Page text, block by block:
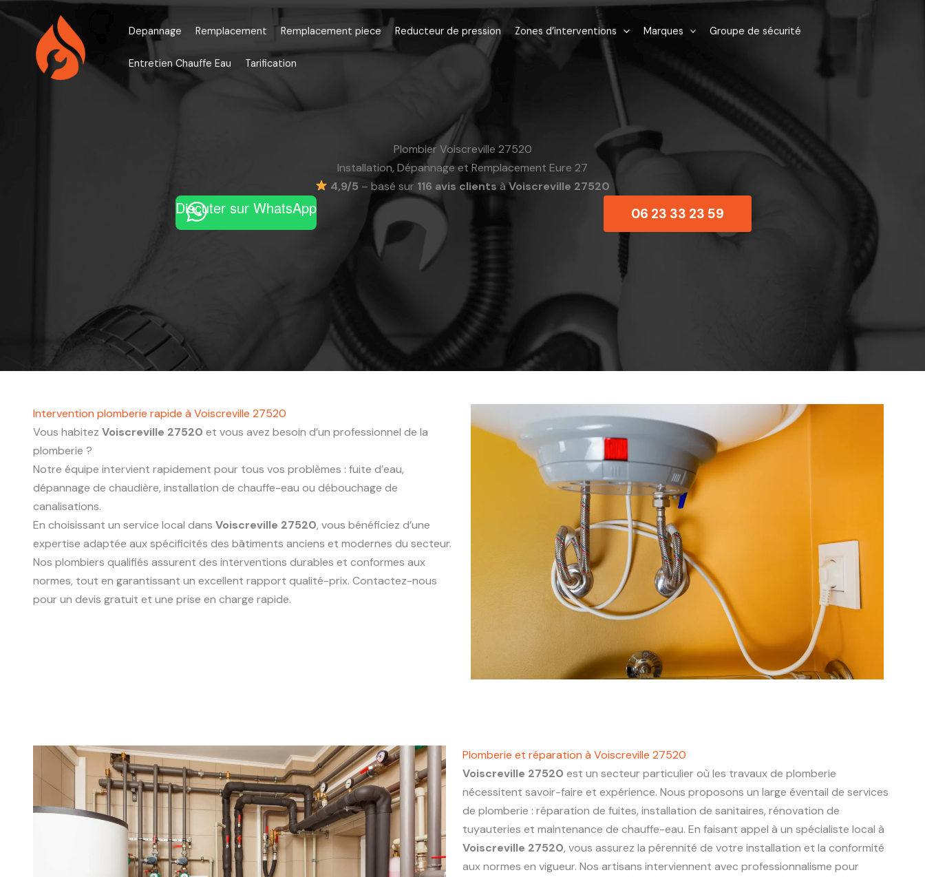
Aller
contenu
Depannage Remplacement Remplacement piece Reducteur de pression Zones d’interventions Marques Groupe de sécurité
Entretien Chauffe Eau Tarification
Plombier Voiscreville 27520
Installation, Dépannage et Remplacement Eure 27
4,9/5 – basé sur 116 avis clientsàVoiscreville 27520
Discuter sur WhatsApp 06 23 33 23 59
Intervention plomberie rapide à Voiscreville 27520
Vous habitez Voiscreville 27520 et vous avez besoin d’un professionnel de la
plomberie ?
Notre équipe intervient rapidement pour tous vos problèmes : fuite d’eau,
dépannage de chaudière, installation de chauffe-eau ou débouchage de
canalisations.
En choisissant un service local dans Voiscreville 27520, vous bénéficiez d’une
expertise adaptée aux spécificités des bâtiments anciens et modernes du secteur.
Nos plombiers qualifiés assurent des interventions durables et conformes aux
normes, tout en garantissant un excellent rapport qualité-prix. Contactez-nous
pour un devis gratuit et une prise en charge rapide.
Plomberie et réparation à Voiscreville 27520
Voiscreville 27520 est un secteur particulier où les travaux de plomberie
nécessitent savoir-faire et expérience. Nous proposons un large éventail de services
de plomberie : réparation de fuites, installation de sanitaires, rénovation de
tuyauteries et maintenance de chauffe-eau. En faisant appel à un spécialiste local à
Voiscreville 27520, vous assurez la pérennité de votre installation et la conformité
aux normes en vigueur. Nos artisans interviennent avec professionnalisme pour